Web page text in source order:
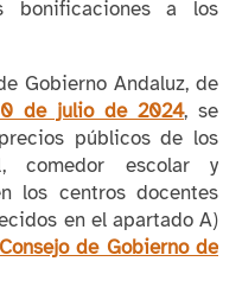
a los
Gobierno Andaluz, de
de julio de 2024,se
públicos de los
comedor escolar y
los centros docentes
en el apartado A)
de Gobierno de